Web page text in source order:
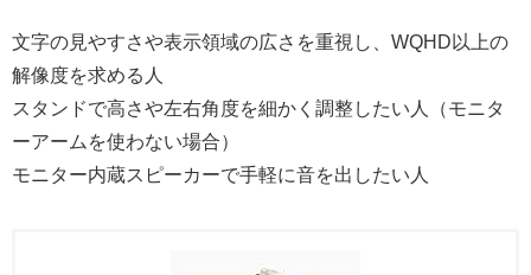
文字の見やすさや表示領域の広さを重視し、WQHD以上の
解像度を求める人
スタンドで高さや左右角度を細かく調整したい人（モニタ
ーアームを使わない場合）
モニター内蔵スピーカーで手軽に音を出したい人